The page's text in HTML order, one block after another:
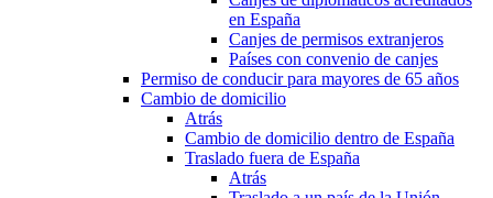
en España
Canjes de permisos extranjeros
Países con convenio de canjes
Permiso de conducir para mayores de 65 años
Cambio de domicilio
Atrás
Cambio de domicilio dentro de España
Traslado fuera de España
Atrás